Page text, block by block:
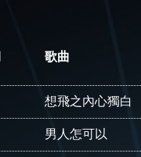
歌曲
想飛之內心獨白
男人怎可以